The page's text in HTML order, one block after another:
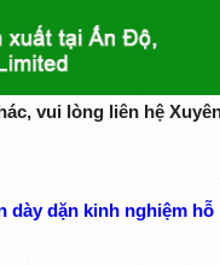
vui lòng liên hệ
dặn kinh nghiệm hỗ